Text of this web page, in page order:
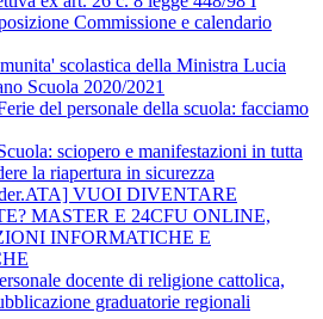
Commissione e calendario
scolastica della Ministra Lucia
Scuola 2020/2021
del personale della scuola: facciamo
sciopero e manifestazioni in tutta
la riapertura in sicurezza
VUOI DIVENTARE
MASTER E 24CFU ONLINE,
INFORMATICHE E
docente di religione cattolica,
graduatorie regionali